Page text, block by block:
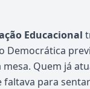
Educacional
Democrática
mesa. Quem já
para